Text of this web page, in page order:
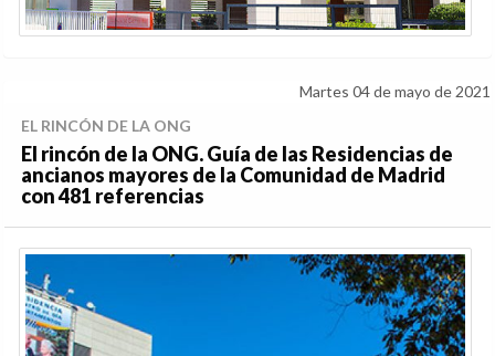
Martes 04 de mayo de 2021
EL RINCÓN DE LA ONG
El rincón de la ONG. Guía de las Residencias de
ancianos mayores de la Comunidad de Madrid
con 481 referencias